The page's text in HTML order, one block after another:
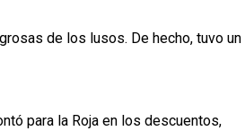
de los lusos. De hecho, tuvo un
para la Roja en los descuentos,